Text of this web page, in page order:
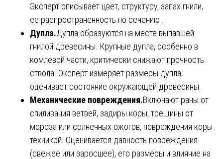
Эксперт описывает цвет, структуру, запах гнили,
ее распространенность по сечению .
Дупла.Дупла образуются на месте выпавшей
гнилой древесины. Крупные дупла, особенно в
комлевой части, критически снижают прочность
ствола. Эксперт измеряет размеры дупла,
оценивает состояние окружающей древесины.
Механические повреждения.Включают раны от
спиливания ветвей, задиры коры, трещины от
мороза или солнечных ожогов, повреждения коры
техникой. Оценивается давность повреждения
(свежее или заросшее), его размеры и влияние на